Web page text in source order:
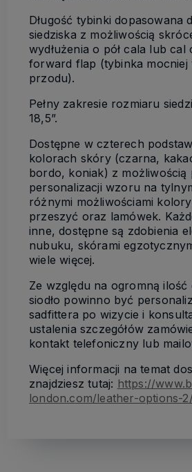
Długość tybinki dopasowana
siedziska z możliwością
wydłużenia o pół cala lub cal
forward flap (tybinka mocniej
przodu).
Pełny zakresie rozmiaru
18,5”.
Dostępne w czterech
kolorach skóry (czarna,
bordo, koniak) z możliwością
personalizacji wzoru na
różnymi możliwościami
przeszyć oraz lamówek.
inne, dostępne są zdobienia
nubuku, skórami
wiele więcej.
Ze względu na ogromną ilość
siodło powinno być
sadfittera po wizycie i
ustalenia szczegółów
kontakt telefoniczny lub
Więcej informacji na temat
znajdziesz tutaj: https://
london.com/leather-options-2/